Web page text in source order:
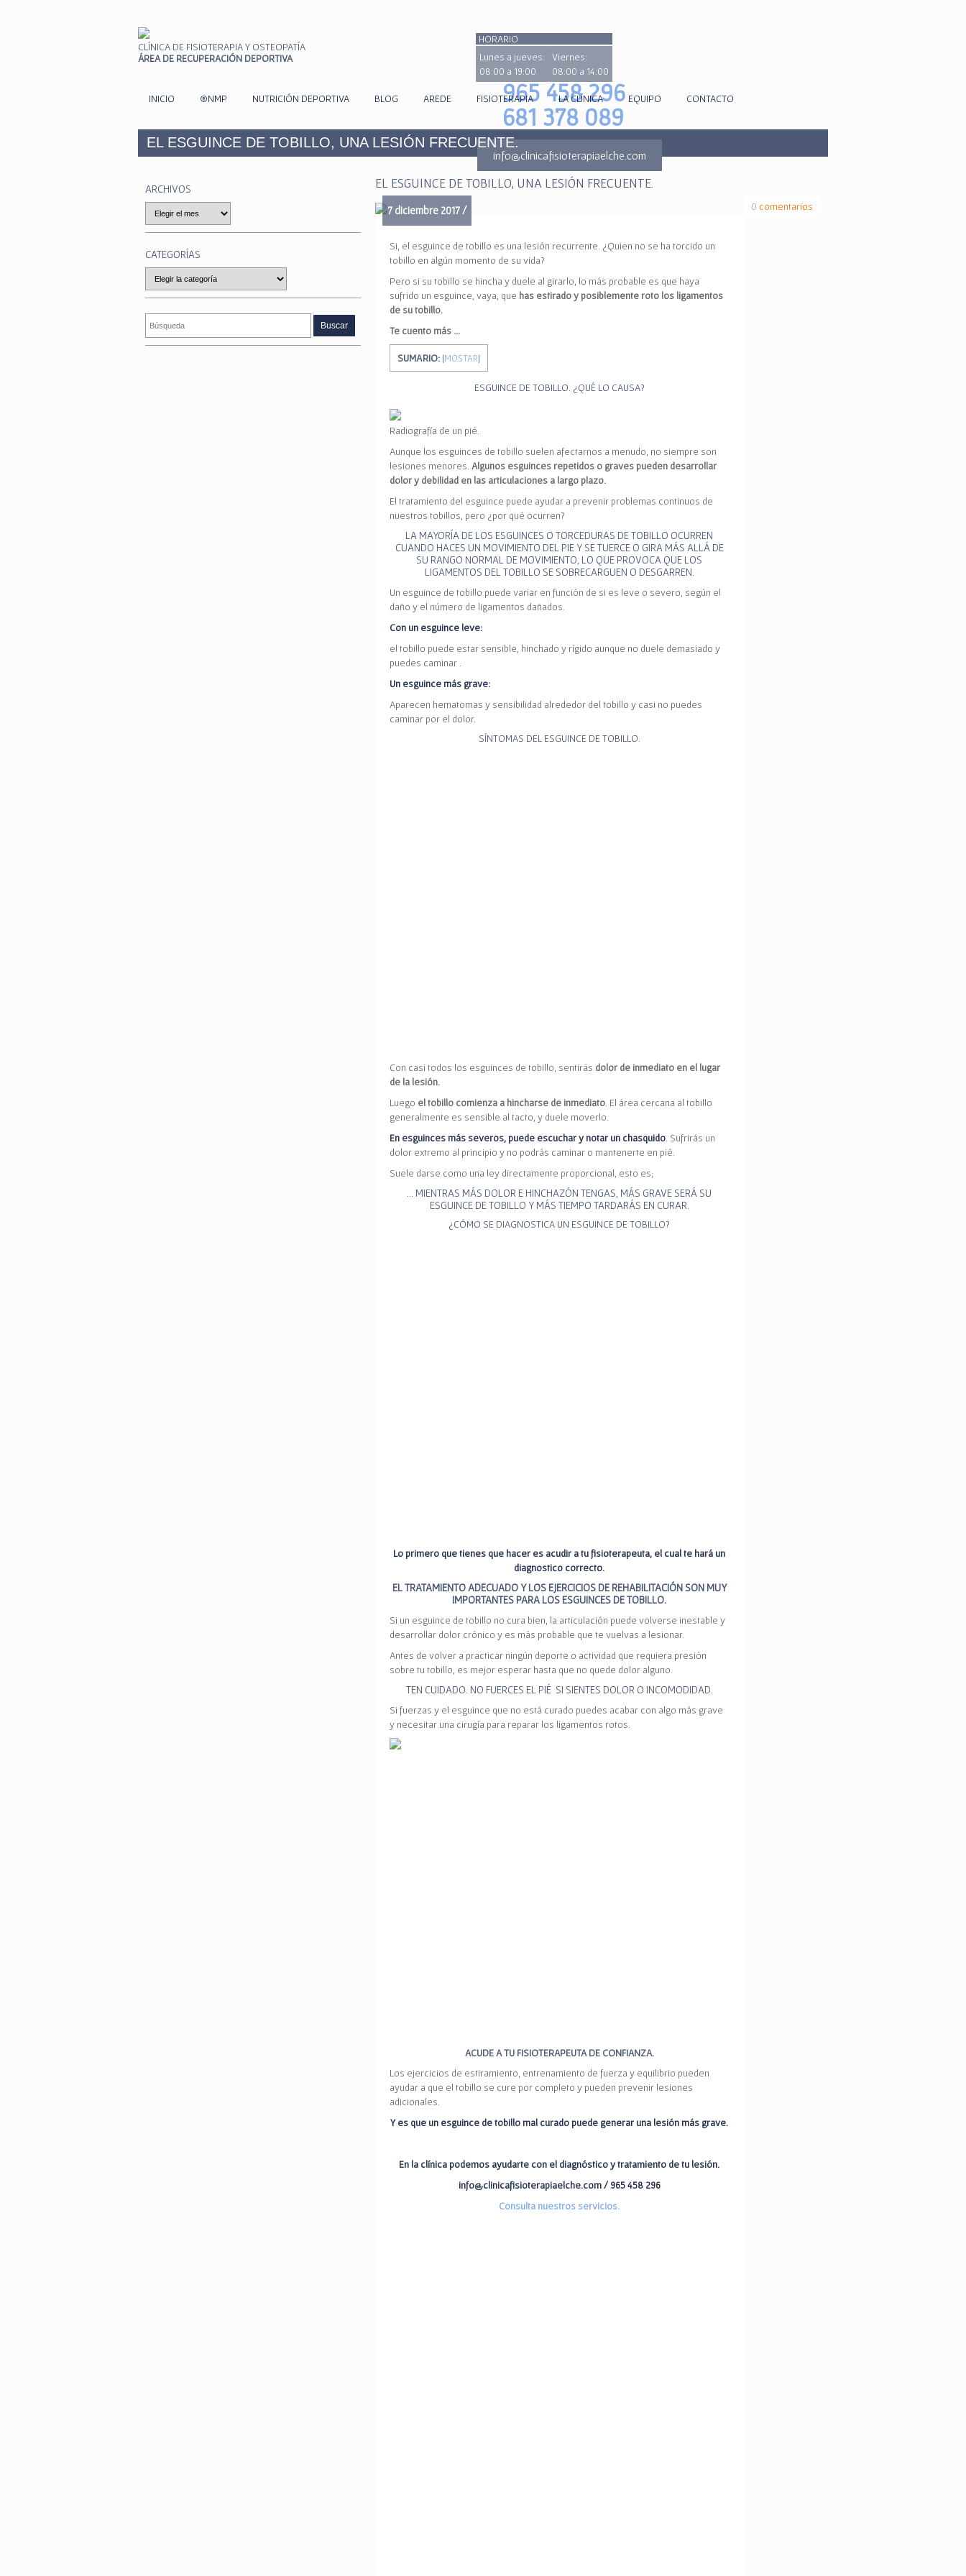
HORARIO
Lunes a jueves:
08:00 a 19:00
Viernes:
08:00 a 14:00
965 458 296
681 378 089
info@clinicafisioterapiaelche.com
CLÍNICA DE FISIOTERAPIA Y OSTEOPATÍA
ÁREA DE RECUPERACIÓN DEPORTIVA
INICIO ®NMP NUTRICIÓN DEPORTIVA BLOG AREDE FISIOTERAPIA LA CLÍNICA EQUIPO CONTACTO
EL ESGUINCE DE TOBILLO, UNA LESIÓN FRECUENTE.
ARCHIVOS
Archivos
CATEGORÍAS
Categorías
EL ESGUINCE DE TOBILLO, UNA LESIÓN FRECUENTE.
7 diciembre 2017 / 0 comentarios
Si, el esguince de tobillo es una lesión recurrente. ¿Quien no se ha torcido un
tobillo en algún momento de su vida?
Pero si su tobillo se hincha y duele al girarlo, lo más probable es que haya
sufrido un esguince, vaya, que has estirado y posiblemente roto los ligamentos
de su tobillo.
Te cuento más …
SUMARIO: [MOSTAR]
ESGUINCE DE TOBILLO. ¿QUÉ LO CAUSA?
Radiografía de un pié.
Aunque los esguinces de tobillo suelen afectarnos a menudo, no siempre son
lesiones menores. Algunos esguinces repetidos o graves pueden desarrollar
dolor y debilidad en las articulaciones a largo plazo.
El tratamiento del esguince puede ayudar a prevenir problemas continuos de
nuestros tobillos, pero ¿por qué ocurren?
L A MAYORÍA DE LOS ESGUINCES O TORCEDURAS DE TOBILLO OCURREN
CUANDO HACES UN MOVIMIENTO DEL PIE Y SE TUERCE O GIRA MÁS ALLÁ DE
SU RANGO NORMAL DE MOVIMIENTO, LO QUE PROVOCA QUE LOS
LIGAMENTOS DEL TOBILLO SE SOBRECARGUEN O DESGARREN.
Un esguince de tobillo puede variar en función de si es leve o severo, según el
daño y el número de ligamentos dañados.
Con un esguince leve:
el tobillo puede estar sensible, hinchado y rígido aunque no duele demasiado y
puedes caminar .
Un esguince más grave:
Aparecen hematomas y sensibilidad alrededor del tobillo y casi no puedes
caminar por el dolor.
SÍNTOMAS DEL ESGUINCE DE TOBILLO.
Con casi todos los esguinces de tobillo, sentirás dolor de inmediato en el lugar
de la lesión.
Luego el tobillo comienza a hincharse de inmediato . El área cercana al tobillo
generalmente es sensible al tacto, y duele moverlo.
En esguinces más severos, puede escuchar y notar un chasquido . Sufrirás un
dolor extremo al principio y no podrás caminar o mantenerte en pié.
Suele darse como una ley directamente proporcional, esto es;
… MIENTRAS MÁS DOLOR E HINCHAZÓN TENGAS, MÁS GRAVE SERÁ SU
ESGUINCE DE TOBILLO Y MÁS TIEMPO TARDARÁS EN CURAR.
¿CÓMO SE DIAGNOSTICA UN ESGUINCE DE TOBILLO?
Lo primero que tienes que hacer es acudir a tu fisioterapeuta, el cual te hará un
diagnostico correcto.
EL TRATAMIENTO ADECUADO Y LOS EJERCICIOS DE REHABILITACIÓN SON MUY
IMPORTANTES PARA LOS ESGUINCES DE TOBILLO.
Si un esguince de tobillo no cura bien, la articulación puede volverse inestable y
desarrollar dolor crónico y es más probable que te vuelvas a lesionar.
Antes de volver a practicar ningún deporte o actividad que requiera presión
sobre tu tobillo, es mejor esperar hasta que no quede dolor alguno.
TEN CUIDADO. NO FUERCES EL PIÉ SI SIENTES DOLOR O INCOMODIDAD.
Si fuerzas y el esguince que no está curado puedes acabar con algo más grave
y necesitar una cirugía para reparar los ligamentos rotos.
ACUDE A TU FISIOTERAPEUTA DE CONFIANZA.
Los ejercicios de estiramiento, entrenamiento de fuerza y equilibrio pueden
ayudar a que el tobillo se cure por completo y pueden prevenir lesiones
adicionales.
Y es que un esguince de tobillo mal curado puede generar una lesión más grave.
En la clínica podemos ayudarte con el diagnóstico y tratamiento de tu lesión.
info@clinicafisioterapiaelche.com / 965 458 296
Consulta nuestros servicios.